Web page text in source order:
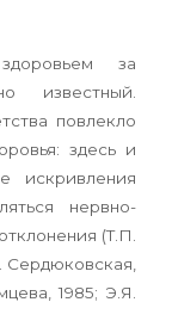
за
известный.
повлекло
здесь и
искривления
нервно-
(Т.П.
Сердюковская,
1985; Э.Я.